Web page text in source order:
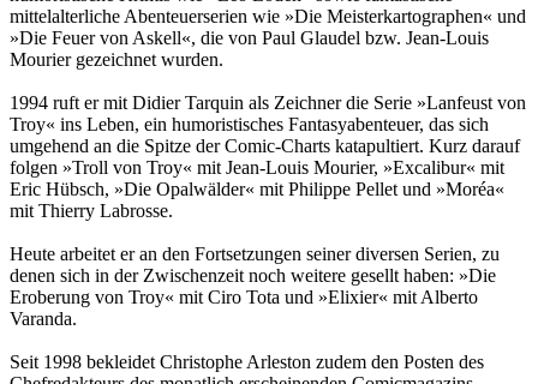
mittelalterliche Abenteuerserien wie »Die Meisterkartographen« und
»Die Feuer von Askell«, die von Paul Glaudel bzw. Jean-Louis
Mourier gezeichnet wurden.
1994 ruft er mit Didier Tarquin als Zeichner die Serie »Lanfeust von
Troy« ins Leben, ein humoristisches Fantasyabenteuer, das sich
umgehend an die Spitze der Comic-Charts katapultiert. Kurz darauf
folgen »Troll von Troy« mit Jean-Louis Mourier, »Excalibur« mit
Eric Hübsch, »Die Opalwälder« mit Philippe Pellet und »Moréa«
mit Thierry Labrosse.
Heute arbeitet er an den Fortsetzungen seiner diversen Serien, zu
denen sich in der Zwischenzeit noch weitere gesellt haben: »Die
Eroberung von Troy« mit Ciro Tota und »Elixier« mit Alberto
Varanda.
Seit 1998 bekleidet Christophe Arleston zudem den Posten des